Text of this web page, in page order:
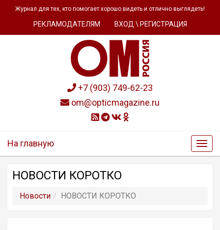
Журнал для тех, кто помогает хорошо видеть и отлично выглядеть!
РЕКЛАМОДАТЕЛЯМ ВХОД \ РЕГИСТРАЦИЯ
+7 (903) 749-62-23
om@opticmagazine.ru
На главную
НОВОСТИ КОРОТКО
Новости НОВОСТИ КОРОТКО